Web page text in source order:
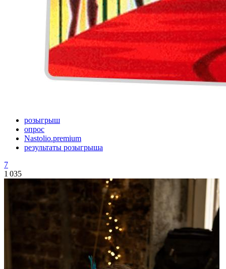
розыгрыш
опрос
Nastolio.premium
результаты розыгрыша
7
1 035